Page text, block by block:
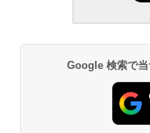
Google 検索で当